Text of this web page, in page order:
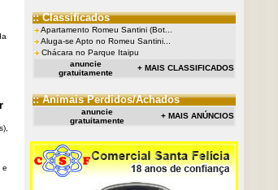
e
:: Classificados
Apartamento Romeu Santini (Bot...
Aluga-se Apto no Romeu Santini...
Chácara no Parque Itaipu
anuncie
gratuitamente
+ MAIS CLASSIFICADOS
:: Animais Perdidos/Achados
anuncie
gratuitamente
+ MAIS ANÚNCIOS